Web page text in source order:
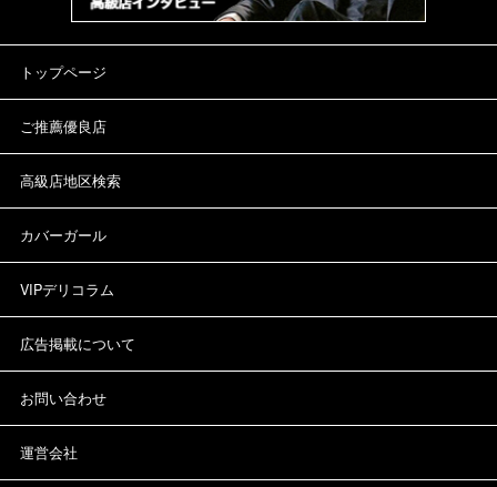
トップページ
ご推薦優良店
高級店地区検索
カバーガール
VIPデリコラム
広告掲載について
お問い合わせ
運営会社